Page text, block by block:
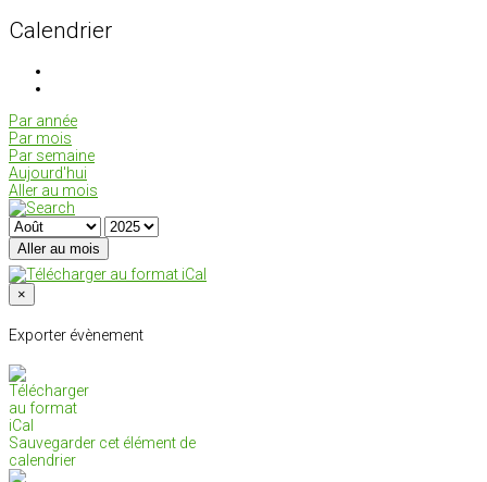
Calendrier
Par année
Par mois
Par semaine
Aujourd'hui
Aller au mois
Aller au mois
×
Exporter évènement
Sauvegarder cet élément de
calendrier